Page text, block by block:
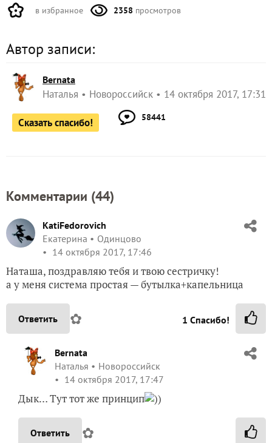
в избранное 2358 просмотров
Автор записи:
Bernata
Наталья Новороссийск 14 октября 2017, 17:31
Сказать спасибо! 58441
Комментарии (44)
KatiFedorovich
Екатерина
Одинцово
14 октября 2017, 17:46
Наташа, поздравляю тебя и твою сестричку!
а у меня система простая — бутылка+капельница
Ответить ✿ 1 Спасибо!
Bernata
Наталья
Новороссийск
14 октября 2017, 17:47
Дык… Тут тот же принцип ))
Ответить ✿